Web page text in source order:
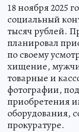
18 ноября 2025
социальный
тысяч рублей.
планировал
по своему
хищение,
товарные и
фотографии,
приобретения
оборудования,
прокуратуре.